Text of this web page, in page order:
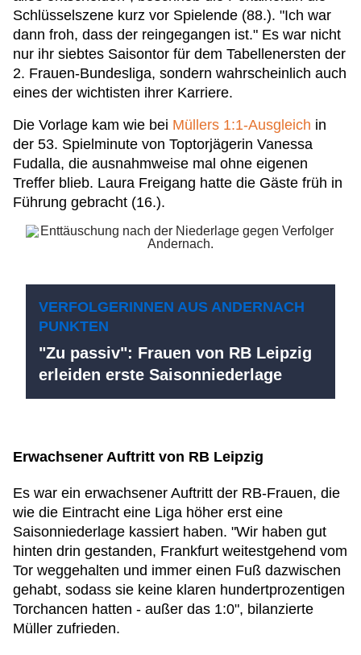
Schlüsselszene kurz vor Spielende (88.). "Ich war
dann froh, dass der reingegangen ist." Es war nicht
nur ihr siebtes Saisontor für dem Tabellenersten der
2. Frauen-Bundesliga, sondern wahrscheinlich auch
eines der wichtisten ihrer Karriere.
Die Vorlage kam wie bei Müllers 1:1-Ausgleich in
der 53. Spielminute von Toptorjägerin Vanessa
Fudalla, die ausnahmweise mal ohne eigenen
Treffer blieb. Laura Freigang hatte die Gäste früh in
Führung gebracht (16.).
VERFOLGERINNEN AUS ANDERNACH
PUNKTEN
"Zu passiv": Frauen von RB Leipzig
erleiden erste Saisonniederlage
Erwachsener Auftritt von RB Leipzig
Es war ein erwachsener Auftritt der RB-Frauen, die
wie die Eintracht eine Liga höher erst eine
Saisonniederlage kassiert haben. "Wir haben gut
hinten drin gestanden, Frankfurt weitestgehend vom
Tor weggehalten und immer einen Fuß dazwischen
gehabt, sodass sie keine klaren hundertprozentigen
Torchancen hatten - außer das 1:0", bilanzierte
Müller zufrieden.